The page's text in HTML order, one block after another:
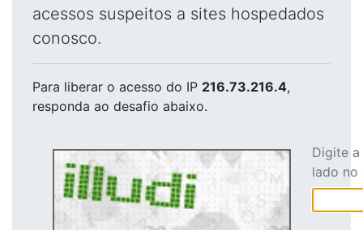
acessos suspeitos a sites hospedados
conosco.
Para liberar o acesso do IP 216.73.216.4,
responda ao desafio abaixo.
Digite
lado no